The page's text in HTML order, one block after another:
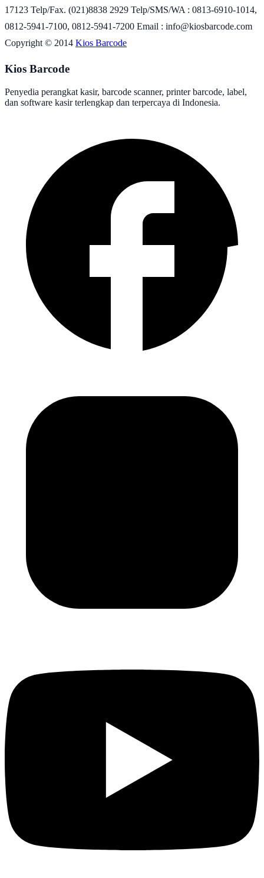
17123 Telp/Fax. (021)8838 2929 Telp/SMS/WA : 0813-6910-1014,
0812-5941-7100, 0812-5941-7200 Email : info@kiosbarcode.com
Copyright © 2014 Kios Barcode
Kios Barcode
Penyedia perangkat kasir, barcode scanner, printer barcode, label,
dan software kasir terlengkap dan terpercaya di Indonesia.